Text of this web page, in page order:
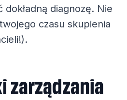
diagnozę. Nie
czasu skupienia
zarządzania